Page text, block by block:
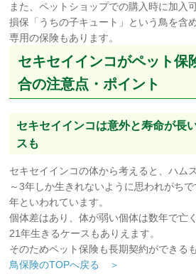
また、ペットショップでの購入時に加入
損保「うちの子キュート」という鳥を含
専用の保険もあります。
セキセイインコがペット保
合の注意点・ポイント
セキセイインコは意外と寿命が長
スも
セキセイインコの体から考えると、ハム
～3年しか生きれないように思われがち
年といわれています。
個体差はあり、体が弱い個体は数年で亡
21年生きるケースもありえます。
そのためペット保険も長期契約ができる
鳥保険のTOPへ戻る ＞